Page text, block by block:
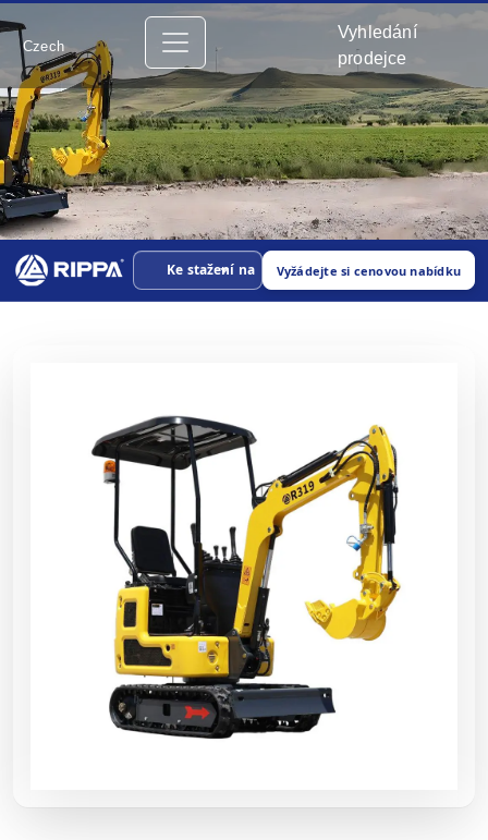
Czech
Vyhledání
prodejce
Ke stažení na Vyžádejte si cenovou nabídku